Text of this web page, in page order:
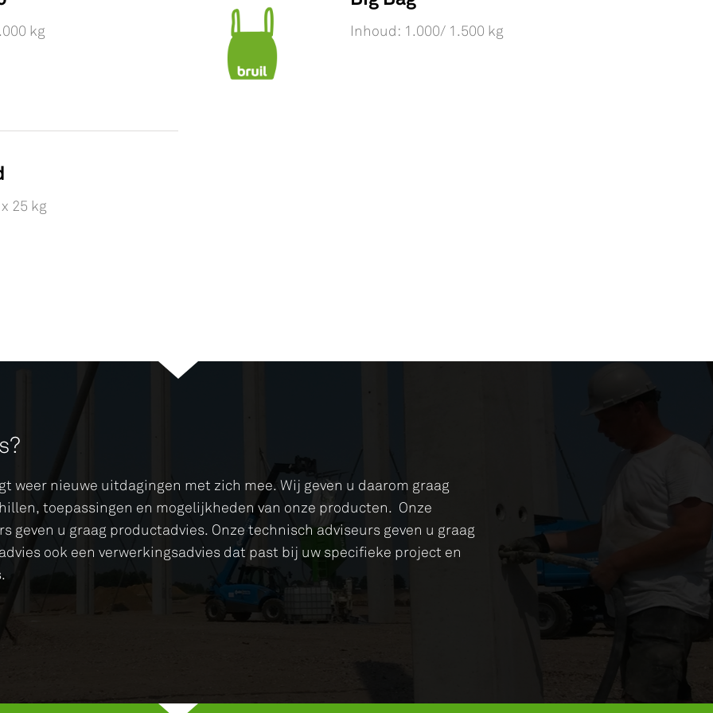
kg Inhoud: 1.000/ 1.500 kg
25 kg
weer nieuwe uitdagingen met zich mee. Wij geven u daarom graag
toepassingen en mogelijkheden van onze producten. Onze
geven u graag productadvies. Onze technisch adviseurs geven u graag
ook een verwerkingsadvies dat past bij uw specifieke project en